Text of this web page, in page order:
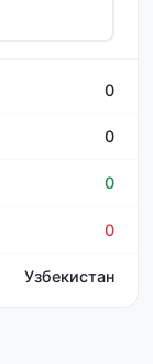
0
0
0
0
Узбекистан